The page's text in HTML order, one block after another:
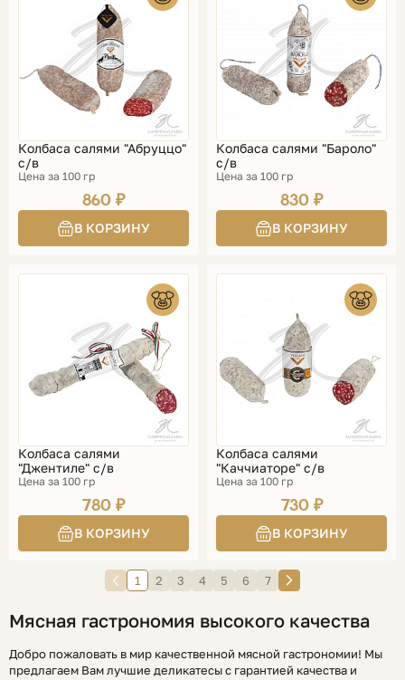
Колбаса салями "Абруццо"
с/в
Цена за 100 гр
860 ₽
Колбаса салями "Бароло"
с/в
Цена за 100 гр
830 ₽
Колбаса салями
"Джентиле" с/в
Цена за 100 гр
780 ₽
Колбаса салями
"Каччиаторе" с/в
Цена за 100 гр
730 ₽
1 2 3 4 5 6 7
Мясная гастрономия высокого качества
Добро пожаловать в мир качественной мясной гастрономии! Мы
предлагаем Вам лучшие деликатесы с гарантией качества и